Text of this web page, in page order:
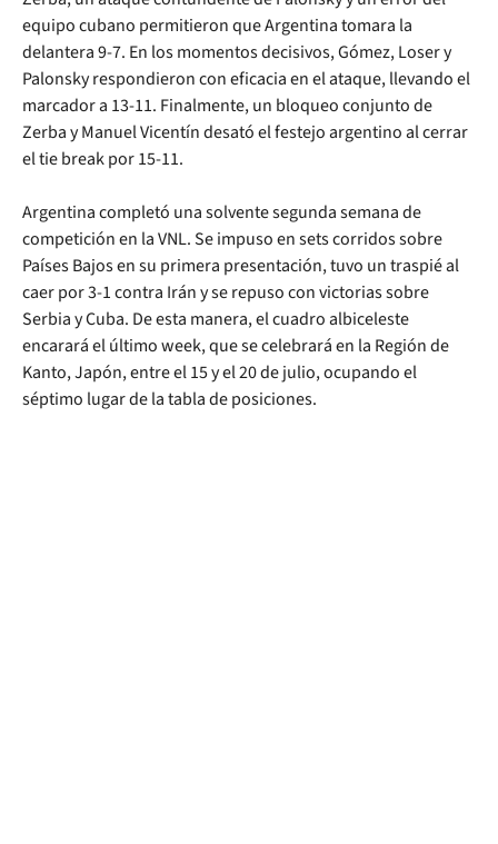
equipo cubano permitieron que Argentina tomara la
delantera 9-7. En los momentos decisivos, Gómez, Loser y
Palonsky respondieron con eficacia en el ataque, llevando el
marcador a 13-11. Finalmente, un bloqueo conjunto de
Zerba y Manuel Vicentín desató el festejo argentino al cerrar
el tie break por 15-11.
Argentina completó una solvente segunda semana de
competición en la VNL. Se impuso en sets corridos sobre
Países Bajos en su primera presentación, tuvo un traspié al
caer por 3-1 contra Irán y se repuso con victorias sobre
Serbia y Cuba. De esta manera, el cuadro albiceleste
encarará el último week, que se celebrará en la Región de
Kanto, Japón, entre el 15 y el 20 de julio, ocupando el
séptimo lugar de la tabla de posiciones.